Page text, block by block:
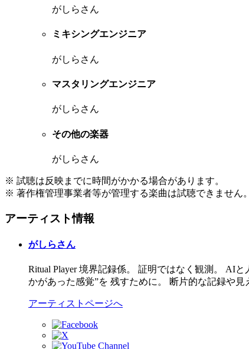
がしらさん
ミキシングエンジニア
がしらさん
マスタリングエンジニア
がしらさん
その他の楽器
がしらさん
※ 試聴は反映までに時間がかかる場合があります。
※ 著作権管理事業者等が管理する楽曲は試聴できません。
アーティスト情報
がしらさん
Ritual Player 境界記録係。 証明ではなく観測。 AI
かがあった感覚”を 残すために。 断片的な記録や
アーティストページへ